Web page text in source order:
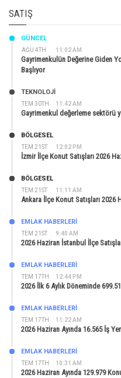
SATIŞ
AĞU 4TH 11:02 AM
GÜNCEL
Gayrimenkulün Değerine Giden
Başlıyor
TEM 30TH 11:42 AM
TEKNOLOJİ
Gayrimenkul değerleme sektörü
TEM 21ST 12:02 PM
BÖLGESEL
İzmir İlçe Konut Satışları 2026
TEM 21ST 11:11 AM
BÖLGESEL
Ankara İlçe Konut Satışları 2026
TEM 21ST 9:40 AM
EMLAK HABERLERI
2026 Haziran İstanbul İlçe
TEM 17TH 12:44 PM
EMLAK HABERLERI
2026 İlk 6 Aylık Döneminde
TEM 17TH 11:22 AM
EMLAK HABERLERI
2026 Haziran Ayında 16.565 İş
TEM 17TH 10:31 AM
EMLAK HABERLERI
2026 Haziran Ayında 129.979